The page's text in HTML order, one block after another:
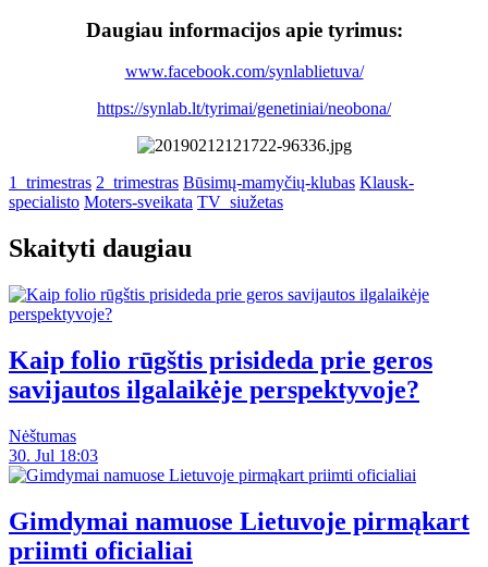
Daugiau informacijos apie tyrimus:
www.facebook.com/synlablietuva/
https://synlab.lt/tyrimai/genetiniai/neobona/
1_trimestras 2_trimestras Būsimų-mamyčių-klubas Klausk-
specialisto Moters-sveikata TV_siužetas
Skaityti daugiau
Kaip folio rūgštis prisideda prie geros
savijautos ilgalaikėje perspektyvoje?
Nėštumas
30. Jul 18:03
Gimdymai namuose Lietuvoje pirmąkart
priimti oficialiai